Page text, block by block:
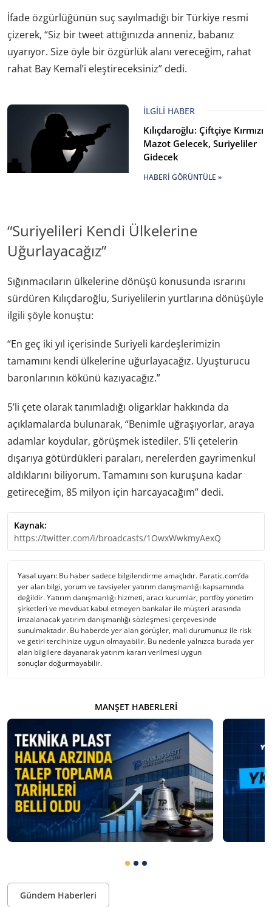
İfade özgürlüğünün suç sayılmadığı bir Türkiye resmi
çizerek, “Siz bir tweet attığınızda anneniz, babanız
uyarıyor. Size öyle bir özgürlük alanı vereceğim, rahat
rahat Bay Kemal’i eleştireceksiniz” dedi.
İLGILI HABER
Kılıçdaroğlu: Çiftçiye Kırmızı
Mazot Gelecek, Suriyeliler
Gidecek
HABERI GÖRÜNTÜLE »
“Suriyelileri Kendi Ülkelerine
Uğurlayacağız”
Sığınmacıların ülkelerine dönüşü konusunda ısrarını
sürdüren Kılıçdaroğlu, Suriyelilerin yurtlarına dönüşüyle
ilgili şöyle konuştu:
“En geç iki yıl içerisinde Suriyeli kardeşlerimizin
tamamını kendi ülkelerine uğurlayacağız. Uyuşturucu
baronlarının kökünü kazıyacağız.”
5’li çete olarak tanımladığı oligarklar hakkında da
açıklamalarda bulunarak, “Benimle uğraşıyorlar, araya
adamlar koydular, görüşmek istediler. 5’li çetelerin
dışarıya götürdükleri paraları, nerelerden gayrimenkul
aldıklarını biliyorum. Tamamını son kuruşuna kadar
getireceğim, 85 milyon için harcayacağım” dedi.
Kaynak:
https://twitter.com/i/broadcasts/1OwxWwkmyAexQ
Yasal uyarı: Bu haber sadece bilgilendirme amaçlıdır. Paratic.com’da
yer alan bilgi, yorum ve tavsiyeler yatırım danışmanlığı kapsamında
değildir. Yatırım danışmanlığı hizmeti, aracı kurumlar, portföy yönetim
şirketleri ve mevduat kabul etmeyen bankalar ile müşteri arasında
imzalanacak yatırım danışmanlığı sözleşmesi çerçevesinde
sunulmaktadır. Bu haberde yer alan görüşler, mali durumunuz ile risk
ve getiri tercihinize uygun olmayabilir. Bu nedenle yalnızca burada yer
alan bilgilere dayanarak yatırım kararı verilmesi uygun
sonuçlar doğurmayabilir.
MANŞET HABERLERI
Gündem Haberleri